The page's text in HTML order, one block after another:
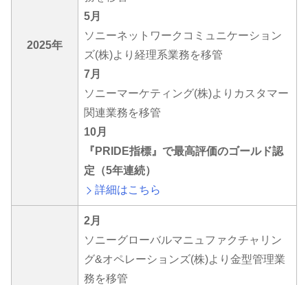
2025年
5月
ソニーネットワークコミュニケーション
ズ(株)より経理系業務を移管
7月
ソニーマーケティング(株)よりカスタマー
関連業務を移管
10月
『PRIDE指標』で最高評価のゴールド認
定（5年連続）
詳細はこちら
2月
ソニーグローバルマニュファクチャリン
グ&オペレーションズ(株)より金型管理業
務を移管